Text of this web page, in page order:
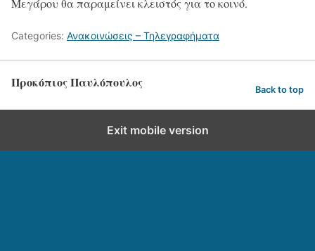
Μεγάρου θα παραμείνει κλειστός για το κοινό.
Categories: Ανακοινώσεις – Τηλεγραφήματα
Προκόπιος Παυλόπουλος Back to top
Exit mobile version